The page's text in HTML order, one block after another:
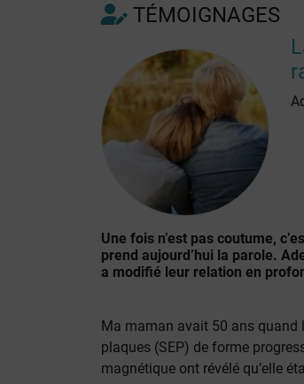
TÉMOIGNAGES
Une fois n’est pas coutume,
prend aujourd’hui la parole.
a modifié leur relation en
Ma maman avait 50 ans quand
plaques (SEP) de forme
magnétique ont révélé qu’elle